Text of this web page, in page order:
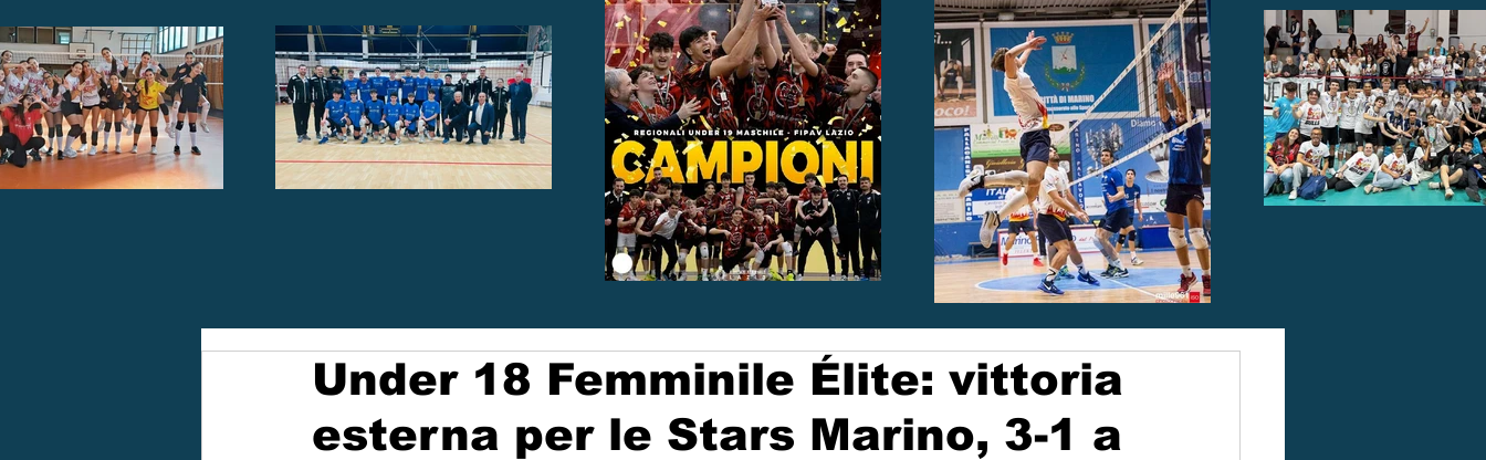
Under 18 Femminile Élite: vittoria
esterna per le Stars Marino, 3-1 a